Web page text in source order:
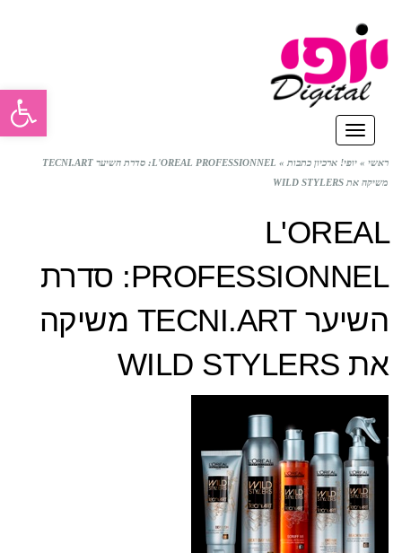
תפריט
ראשי » יופי! ארכיון כתבות »
L'OREAL PROFESSIONNEL: סדרת השיער TECNI.ART
משיקה את WILD STYLERS
L'OREAL
PROFESSIONNEL: סדרת
השיער TECNI.ART משיקה
את WILD STYLERS
פתח